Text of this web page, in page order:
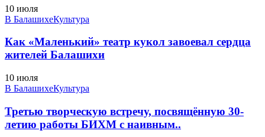
10 июля
В БалашихеКультура
Как «Маленький» театр кукол завоевал сердца
жителей Балашихи
10 июля
В БалашихеКультура
Третью творческую встречу, посвящённую 30-
летию работы БИХМ с наивным..